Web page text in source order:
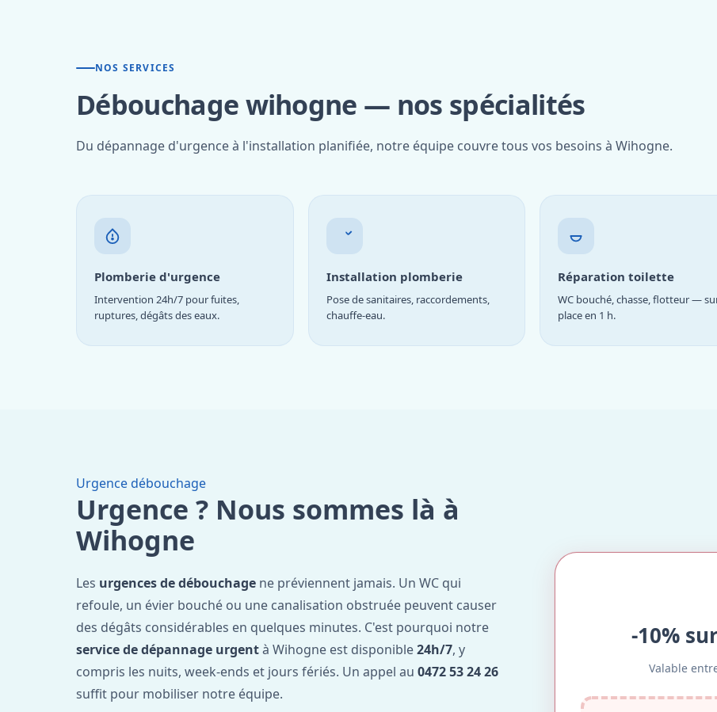
NOS SERVICES
Débouchage wihogne — nos spécialités
Du dépannage d'urgence à l'installation planifiée, notre équipe couvre tous vos besoins à Wihogne.
Plomberie d'urgence
Intervention 24h/7 pour fuites,
ruptures, dégâts des eaux.
Installation plomberie
Pose de sanitaires, raccordements,
chauffe-eau.
Réparation toilette
WC bouché, chasse, flotteur —
place en 1 h.
Urgence débouchage
Urgence ? Nous sommes là à
Wihogne
Les urgences de débouchage ne préviennent jamais. Un WC qui
refoule, un évier bouché ou une canalisation obstruée peuvent causer
des dégâts considérables en quelques minutes. C'est pourquoi notre
service de dépannage urgentà Wihogne est disponible24h/7, y
compris les nuits, week-ends et jours fériés. Un appel au 0472 53 24 26
suffit pour mobiliser notre équipe.
-10%
Valable